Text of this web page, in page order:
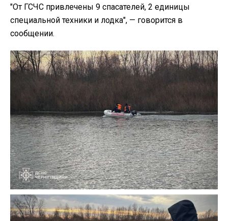
"От ГСЧС привлечены 9 спасателей, 2 единицы
специальной техники и лодка", — говорится в
сообщении.